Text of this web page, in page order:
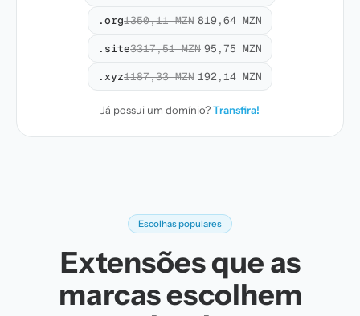
.org1350,11 MZN 819,64 MZN
.site3317,51 MZN 95,75 MZN
.xyz1187,33 MZN 192,14 MZN
Já possui um domínio?Transfira!
Escolhas populares
Extensões que as
marcas escolhem